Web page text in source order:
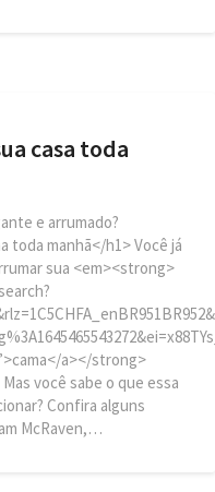
casa toda
e arrumado?
toda manhã</h1> Você já
sua <em><strong>
a></strong>
você sabe o que essa
Confira alguns
McRaven,…